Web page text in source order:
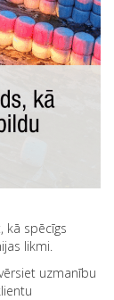
kā spēcīgs
likmi.
uzmanību